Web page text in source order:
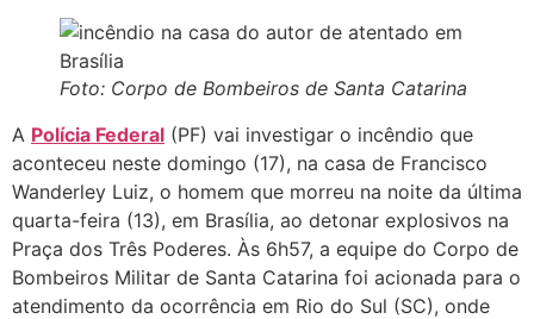
Foto: Corpo de Bombeiros de Santa Catarina
A Polícia Federal (PF) vai investigar o incêndio que
aconteceu neste domingo (17), na casa de Francisco
Wanderley Luiz, o homem que morreu na noite da última
quarta-feira (13), em Brasília, ao detonar explosivos na
Praça dos Três Poderes. Às 6h57, a equipe do Corpo de
Bombeiros Militar de Santa Catarina foi acionada para o
atendimento da ocorrência em Rio do Sul (SC), onde